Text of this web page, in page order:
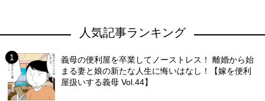
人気記事ランキング
義母の便利屋を卒業してノーストレス！ 離婚から始
まる妻と娘の新たな人生に悔いはなし！【嫁を便利
屋扱いする義母 Vol.44】